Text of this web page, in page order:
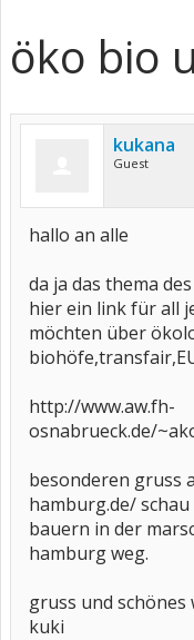
öko bio
kukana
Guest
hallo an alle
da ja das thema
hier ein link für all
möchten über
http://www.aw.fh-
osnabrueck.de/
besonderen gruss
hamburg.de/
bauern in der
hamburg weg.
gruss und schönes
kuki